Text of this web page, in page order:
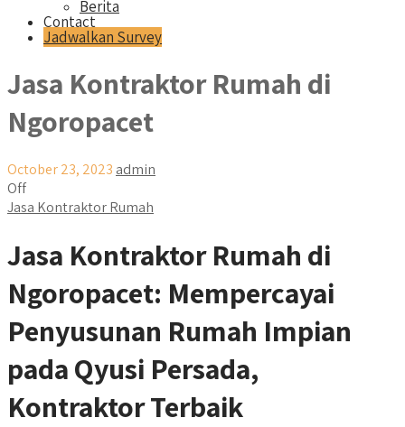
Berita
Contact
Jadwalkan Survey
Jasa Kontraktor Rumah di
Ngoropacet
October 23, 2023 admin
Off
Jasa Kontraktor Rumah
Jasa Kontraktor Rumah di
Ngoropacet: Mempercayai
Penyusunan Rumah Impian
pada Qyusi Persada,
Kontraktor Terbaik